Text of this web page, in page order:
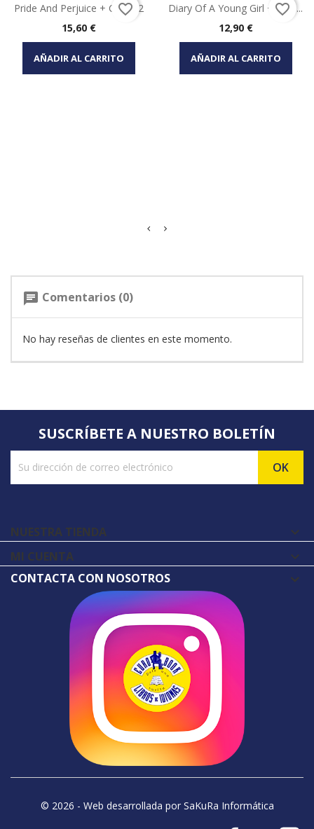
Pride And Perjuice + Cd B2.2
Precio
15,60 €
AÑADIR AL CARRITO
favorite_border
Diary Of A Young Girl + Mp3...
Precio
12,90 €
AÑADIR AL CARRITO
favorite_border
chat Comentarios (0)
No hay reseñas de clientes en este momento.
SUSCRÍBETE A NUESTRO BOLETÍN
NUESTRA TIENDA 
MI CUENTA 
CONTACTA CON NOSOTROS
© 2026 - Web desarrollada por SaKuRa Informática